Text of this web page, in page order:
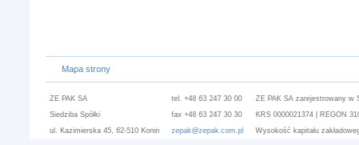
Mapa strony
ZE PAK SA
Siedziba Spółki
ul. Kazimierska 45, 62-510 Konin
tel. +48 63 247 30 00
fax +48 63 247 30 30
zepak@zepak.com.pl
ZE PAK SA zarejestrowany w
KRS 0000021374 | REGON
Wysokość kapitału